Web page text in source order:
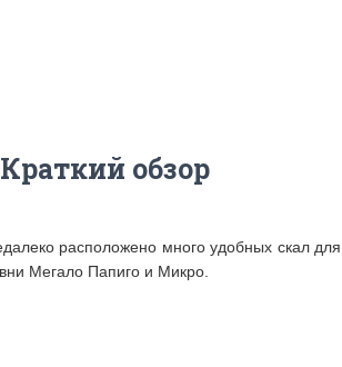
обзор
расположено много удобных скал для
Мегало Папиго и Микро.